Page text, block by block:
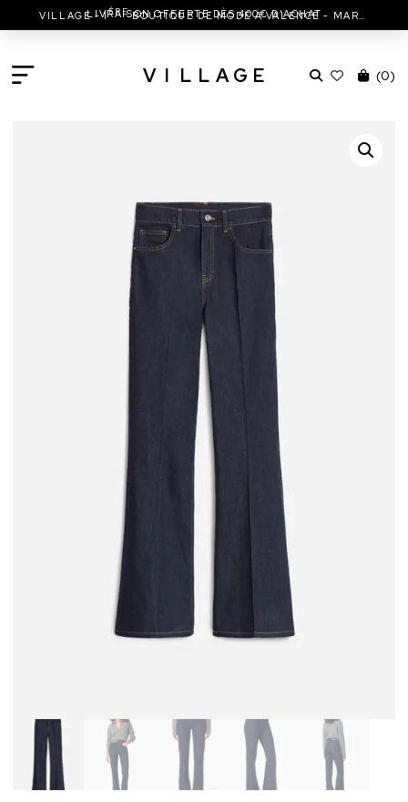
VILLAGE - 1ÈREBOUTIQUE DE MODE À VALENCE - MARC JACOBS - ISABEL MARANT & MORE
LIVRAISON OFFERTE DÈS 400€ D'ACHAT
V I L L A G E (0)